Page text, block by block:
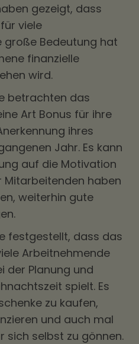
gezeigt, dass
viele
große Bedeutung hat
finanzielle
wird.
betrachten das
Art Bonus für ihre
ihres
Jahr. Es kann
auf die Motivation
Mitarbeitenden haben
weiterhin gute
festgestellt, dass das
Arbeitnehmende
der Planung und
spielt. Es
zu kaufen,
und auch mal
sich selbst zu gönnen.